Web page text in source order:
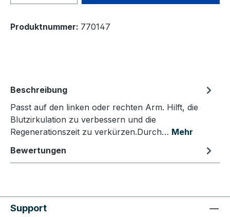
Produktnummer: 770147
Beschreibung
Passt auf den linken oder rechten Arm. Hilft, die
Blutzirkulation zu verbessern und die
Regenerationszeit zu verkürzen.Durch… Mehr
Bewertungen
Support